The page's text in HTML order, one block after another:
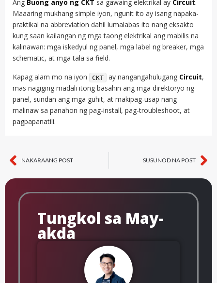
Ang Buong anyo ng CKT sa gawaing elektrikal ay Circuit.
Maaaring mukhang simple iyon, ngunit ito ay isang napaka-
praktikal na abbreviation dahil lumalabas ito nang eksakto
kung saan kailangan ng mga taong elektrikal ang mabilis na
kalinawan: mga iskedyul ng panel, mga label ng breaker, mga
schematic, at mga tala sa field.
Kapag alam mo na iyon CKT ay nangangahulugang Circuit,
mas nagiging madali itong basahin ang mga direktoryo ng
panel, sundan ang mga guhit, at makipag-usap nang
malinaw sa panahon ng pag-install, pag-troubleshoot, at
pagpapanatili.
Nakaraan
NAKARAANG POST SUSUNOD NA POST
Tungkol sa May-
akda